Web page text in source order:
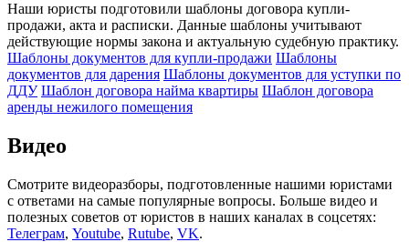
Наши юристы подготовили шаблоны договора купли-
продажи, акта и расписки. Данные шаблоны учитывают
действующие нормы закона и актуальную судебную практику.
Шаблоны документов для купли-продажи Шаблоны
документов для дарения Шаблоны документов для уступки по
ДДУ Шаблон договора найма квартиры Шаблон договора
аренды нежилого помещения
Видео
Смотрите видеоразборы, подготовленные нашими юристами
с ответами на самые популярные вопросы. Больше видео и
полезных советов от юристов в наших каналах в соцсетях:
Телеграм, Youtube, Rutube, VK.